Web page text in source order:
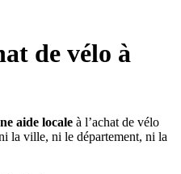
de vélo à
aide locale à l’achat de vélo
la ville, ni le département, ni la